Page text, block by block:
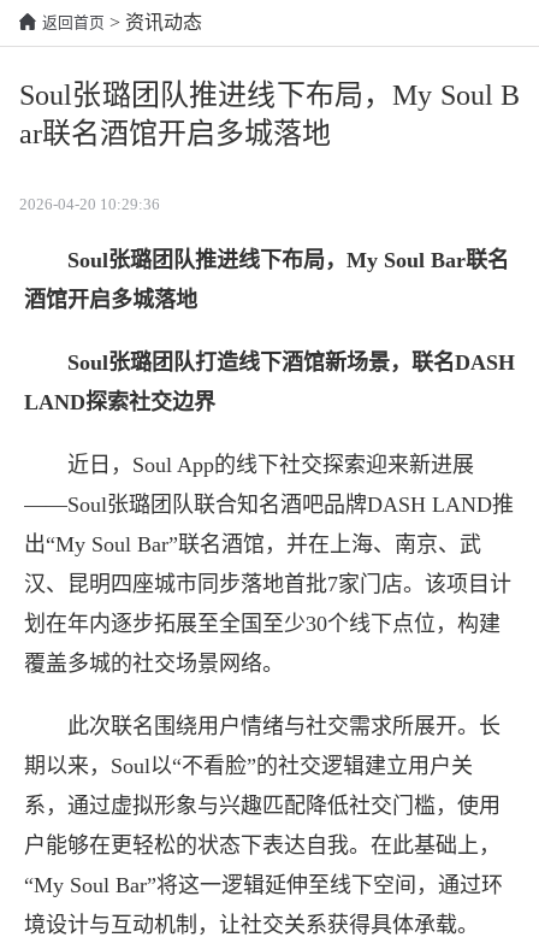
返回首页 > 资讯动态
Soul张璐团队推进线下布局，My Soul B
ar联名酒馆开启多城落地
2026-04-20 10:29:36
Soul张璐团队推进线下布局， My Soul Bar联名
酒馆开启多城落地
Soul张璐团队打造线下酒馆新场景， 联名DASH
LAND探索社交边界
近日，Soul App的线下社交探索迎来新进展
——Soul张璐团队联合知名酒吧品牌DASH LAND推
出“My Soul Bar”联名酒馆，并在上海、南京、武
汉、昆明四座城市同步落地首批7家门店。该项目计
划在年内逐步拓展至全国至少30个线下点位，构建
覆盖多城的社交场景网络。
此次联名围绕用户情绪与社交需求所展开。长
期以来，Soul以“不看脸”的社交逻辑建立用户关
系，通过虚拟形象与兴趣匹配降低社交门槛，使用
户能够在更轻松的状态下表达自我。在此基础上，
“My Soul Bar”将这一逻辑延伸至线下空间，通过环
境设计与互动机制，让社交关系获得具体承载。
Soul张璐团队推进线下布
名酒馆开启多城落地
Soul张璐团队推进线下布局，
多城落地Soul张璐团队打造线下酒
LAND探索社交边界近日，Soul A